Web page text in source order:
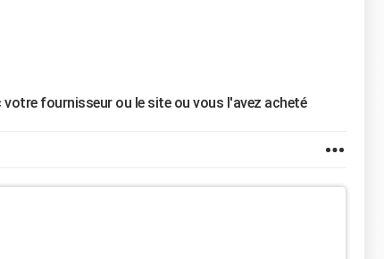
fournisseur ou le site ou vous l'avez acheté